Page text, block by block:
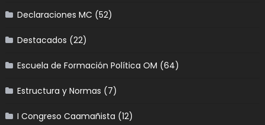
Declaraciones MC (52)
Destacados (22)
Escuela de Formación Política OM (64)
Estructura y Normas (7)
I Congreso Caamañista (12)